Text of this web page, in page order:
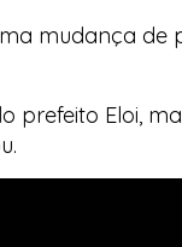
mudança
prefeito Eloi,